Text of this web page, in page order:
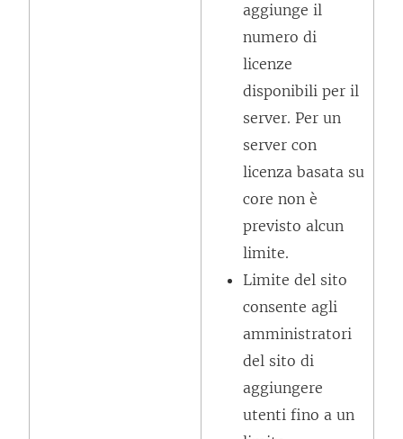
n
a
f
e
aggiunge il
numero di
licenze
disponibili per il
server. Per un
server con
licenza basata su
core non è
previsto alcun
limite.
Limite del sito
consente agli
amministratori
del sito di
aggiungere
utenti fino a un